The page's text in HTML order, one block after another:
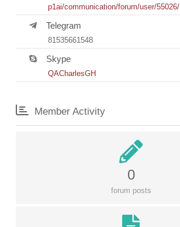
p1ai/communication/forum/user/55026/
Telegram
81535661548
Skype
QACharlesGH
Member Activity
0
forum posts